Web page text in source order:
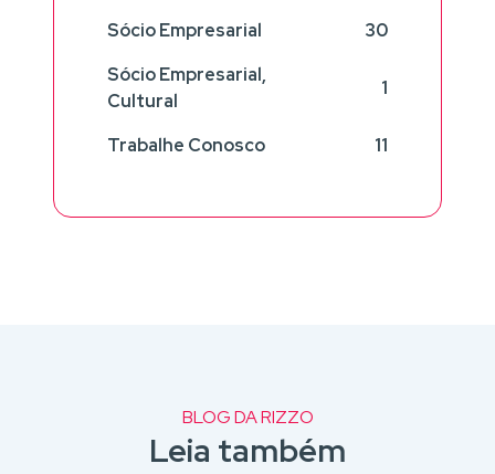
Sócio Empresarial
30
Sócio Empresarial,
Cultural
1
Trabalhe Conosco 11
BLOG DA RIZZO
Leia também